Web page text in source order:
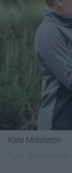
Kate Middleton